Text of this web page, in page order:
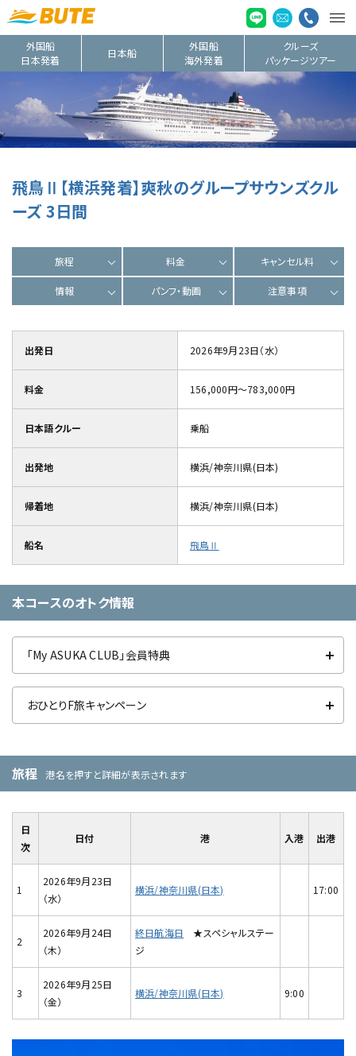
外国船
日本発着
日本船
外国船
海外発着
クルーズ
パッケージツアー
飛鳥Ⅱ【横浜発着】爽秋のグループサウンズクル
ーズ 3日間
旅程 料金 キャンセル料
情報 パンフ・動画 注意事項
出発日 2026年9月23日（水）
料金 156,000円～783,000円
日本語クルー 乗船
出発地 横浜/神奈川県(日本)
帰着地 横浜/神奈川県(日本)
船名 飛鳥Ⅱ
本コースのオトク情報
「My ASUKA CLUB」会員特典
おひとりF旅キャンペーン
旅程 港名を押すと詳細が表示されます
日
次
日付 港 入港 出港
1
2026年9月23日
（水）
横浜/神奈川県(日本) 17:00
2
2026年9月24日
（木）
終日航海日 ★スペシャルステー
ジ
3
2026年9月25日
（金）
横浜/神奈川県(日本) 9:00